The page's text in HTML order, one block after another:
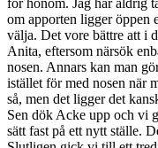
om apporten ligger öppen
välja. Det vore bättre att i
Anita, eftersom närsök
nosen. Annars kan man
istället för med nosen när
så, men det ligger det
Sen dök Acke upp och vi
sätt fast på ett nytt ställe.